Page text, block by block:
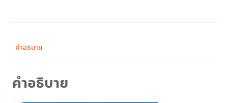
ล่าง
ฟุต
คำอธิบาย
คำอธิบาย